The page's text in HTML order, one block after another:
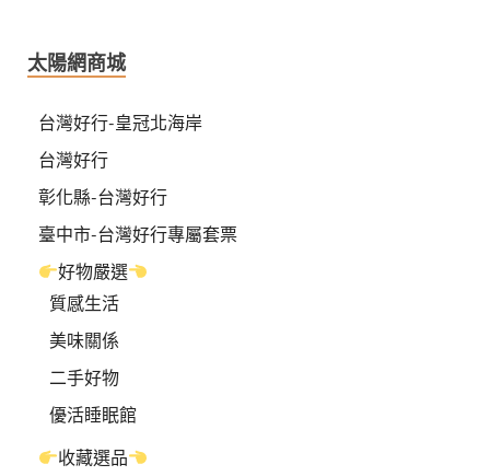
太陽網商城
台灣好行-皇冠北海岸
台灣好行
彰化縣-台灣好行
臺中市-台灣好行專屬套票
好物嚴選
質感生活
美味關係
二手好物
優活睡眠館
收藏選品